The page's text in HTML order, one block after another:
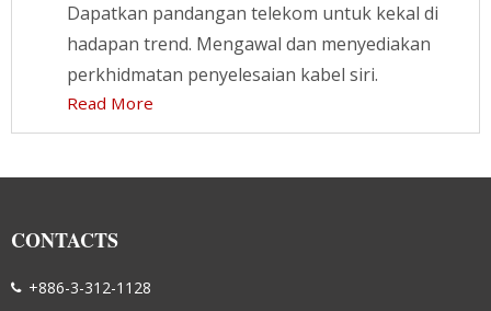
Dapatkan pandangan telekom untuk kekal di
hadapan trend. Mengawal dan menyediakan
perkhidmatan penyelesaian kabel siri.
Read More
CONTACTS
+886-3-312-1128